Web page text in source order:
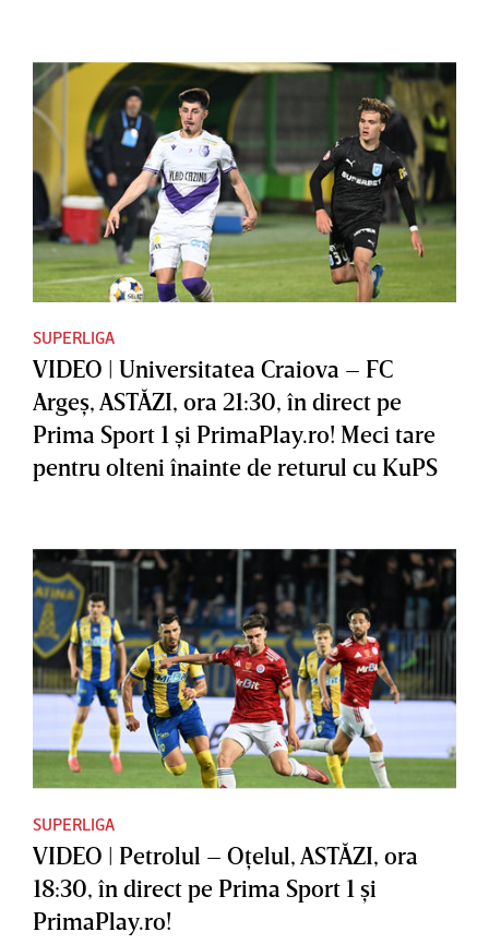
SUPERLIGA
VIDEO | Universitatea Craiova – FC
Argeş, ASTĂZI, ora 21:30, în direct pe
Prima Sport 1 şi PrimaPlay.ro! Meci tare
pentru olteni înainte de returul cu KuPS
SUPERLIGA
VIDEO | Petrolul – Oţelul, ASTĂZI, ora
18:30, în direct pe Prima Sport 1 şi
PrimaPlay.ro!